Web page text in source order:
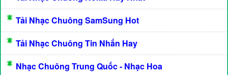
Tải Nhạc Chuông SamSung Hot
Tải Nhạc Chuông Tin Nhắn Hay
Nhạc Chuông Trung Quốc - Nhạc Hoa